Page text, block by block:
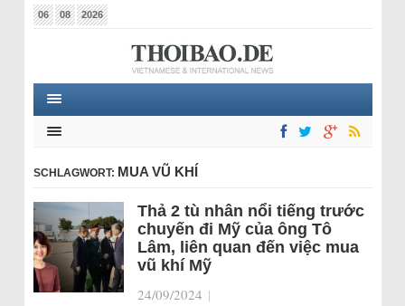
06 08 2026
SCHLAGWORT: MUA VŨ KHÍ
Thả 2 tù nhân nổi tiếng trước
chuyến đi Mỹ của ông Tô
Lâm, liên quan đến việc mua
vũ khí Mỹ
24/09/2024 |